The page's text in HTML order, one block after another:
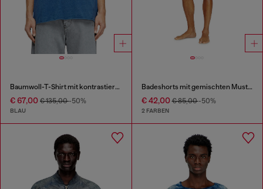
Baumwoll-T-Shirt mit kontrastierender Overlock-Naht
€ 67,00 € 135,00-50%
BLAU
Badeshorts mit gemischten Mustern
€ 42,00€ 85,00-50%
2 FARBEN